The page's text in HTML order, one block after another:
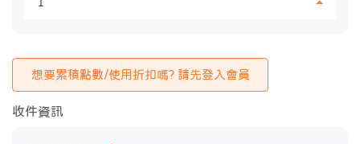
想要累積點數/使用折扣嗎? 請先登入會員
收件資訊